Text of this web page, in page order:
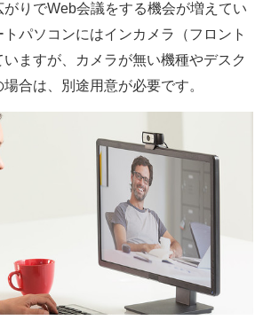
食品・飲料・お酒
合ページ
す
トレンド
イスの未来
て選べる
のヒント
りでWeb会議をする機会が増えてい
トパソコンにはインカメラ（フロント
ますが、カメラが無い機種やデスク
場合は、別途用意が必要です。